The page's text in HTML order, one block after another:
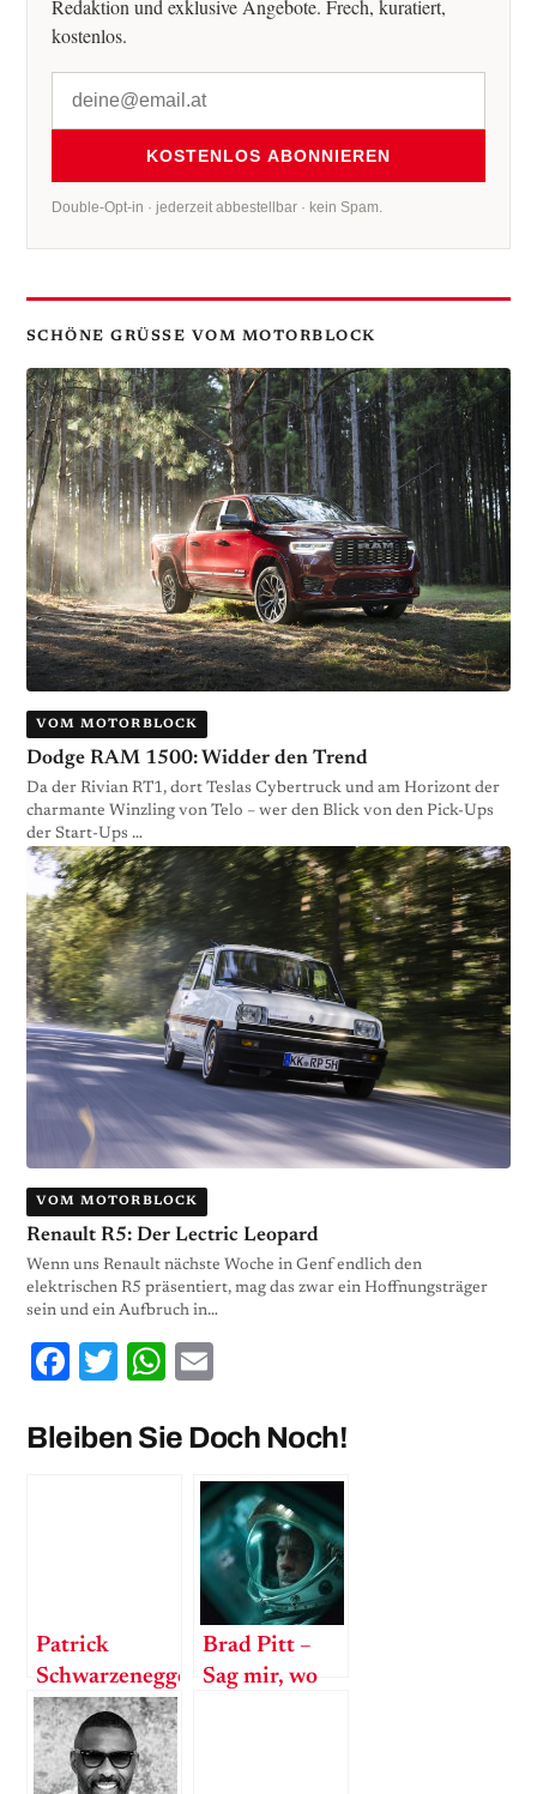
Redaktion und exklusive Angebote. Frech, kuratiert,
kostenlos.
KOSTENLOS ABONNIEREN
Double-Opt-in · jederzeit abbestellbar · kein Spam.
SCHÖNE GRÜSSE VOM MOTORBLOCK
VOM MOTORBLOCK
Dodge RAM 1500: Widder den Trend
Da der Rivian RT1, dort Teslas Cybertruck und am Horizont der
charmante Winzling von Telo – wer den Blick von den Pick-Ups
der Start-Ups …
VOM MOTORBLOCK
Renault R5: Der Lectric Leopard
Wenn uns Renault nächste Woche in Genf endlich den
elektrischen R5 präsentiert, mag das zwar ein Hoffnungsträger
sein und ein Aufbruch in…
Facebook
TwitterWhatsApp
Bleiben Sie Doch Noch!
Patrick
Schwarzenegger
– Toxisch?
Maskulin?
Ich?
Brad Pitt –
Sag mir, wo